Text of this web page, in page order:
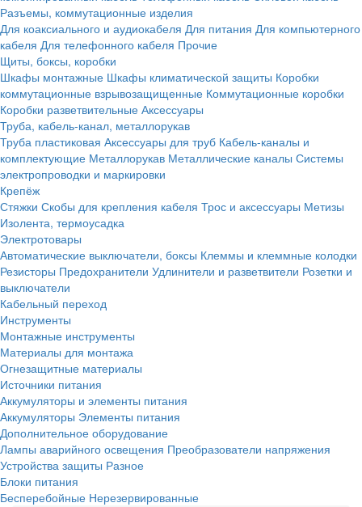
Разъемы, коммутационные изделия
Для коаксиального и аудиокабеля Для питания Для компьютерного
кабеля Для телефонного кабеля Прочие
Щиты, боксы, коробки
Шкафы монтажные Шкафы климатической защиты Коробки
коммутационные взрывозащищенные Коммутационные коробки
Коробки разветвительные Аксессуары
Труба, кабель-канал, металлорукав
Труба пластиковая Аксессуары для труб Кабель-каналы и
комплектующие Металлорукав Металлические каналы Системы
электропроводки и маркировки
Крепёж
Стяжки Скобы для крепления кабеля Трос и аксессуары Метизы
Изолента, термоусадка
Электротовары
Автоматические выключатели, боксы Клеммы и клеммные колодки
Резисторы Предохранители Удлинители и разветвители Розетки и
выключатели
Кабельный переход
Инструменты
Монтажные инструменты
Материалы для монтажа
Огнезащитные материалы
Источники питания
Аккумуляторы и элементы питания
Аккумуляторы Элементы питания
Дополнительное оборудование
Лампы аварийного освещения Преобразователи напряжения
Устройства защиты Разное
Блоки питания
Бесперебойные Нерезервированные